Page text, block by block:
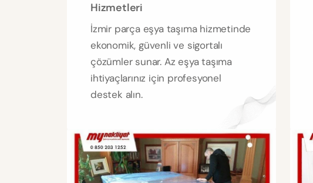
Hizmetleri
İzmir parça eşya taşıma hizmetinde
ekonomik, güvenli ve sigortalı
çözümler sunar. Az eşya taşıma
ihtiyaçlarınız için profesyonel
destek alın.